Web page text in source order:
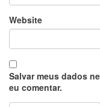
Website
Salvar meus dados
eu comentar.